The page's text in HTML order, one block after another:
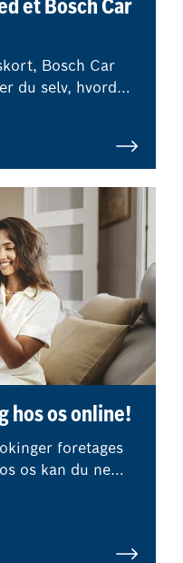
et Bosch Car
Bosch Car
du selv, hvordan
hos os online!
foretages
os kan du nemt